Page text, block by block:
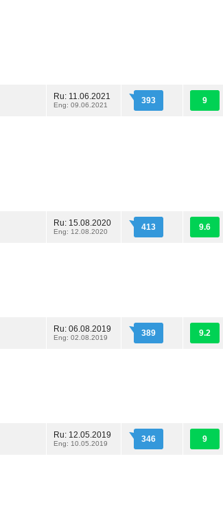
Ru: 11.06.2021
Eng: 09.06.2021 393 9
Ru: 15.08.2020
Eng: 12.08.2020 413 9.6
Ru: 06.08.2019
Eng: 02.08.2019 389 9.2
Ru: 12.05.2019
Eng: 10.05.2019 346 9